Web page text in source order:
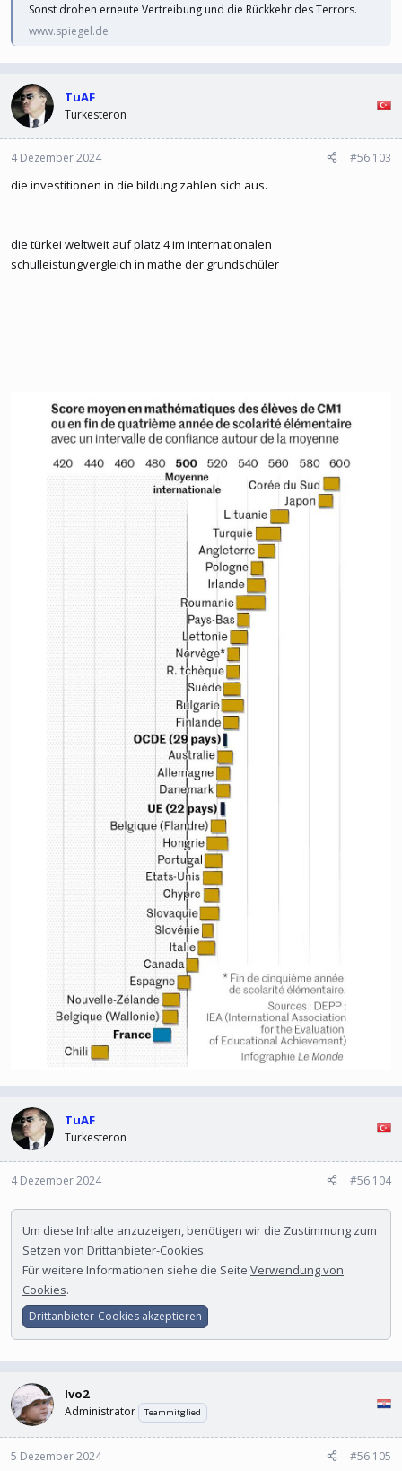
Sonst drohen erneute Vertreibung und die Rückkehr des Terrors.
www.spiegel.de
TuAF
Turkesteron
4 Dezember 2024 #56.103
die investitionen in die bildung zahlen sich aus.
die türkei weltweit auf platz 4 im internationalen
schulleistungvergleich in mathe der grundschüler
TuAF
Turkesteron
4 Dezember 2024 #56.104
Um diese Inhalte anzuzeigen, benötigen wir die Zustimmung zum
Setzen von Drittanbieter-Cookies.
Für weitere Informationen siehe die Seite Verwendung von
Cookies.
Drittanbieter-Cookies akzeptieren
Ivo2
Administrator Teammitglied
5 Dezember 2024 #56.105